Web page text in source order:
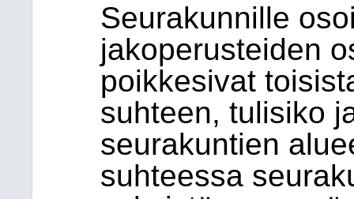
Seurakunnille
jakoperusteiden
poikkesivat
suhteen, tulisiko
seurakuntien
suhteessa